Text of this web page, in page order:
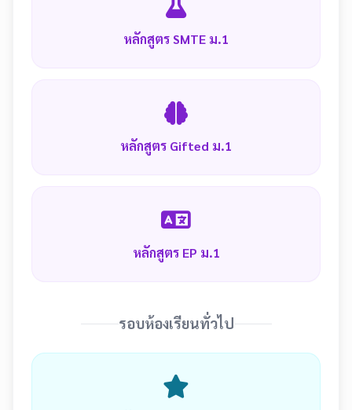
หลักสูตร SMTE ม.1
หลักสูตร Gifted ม.1
หลักสูตร EP ม.1
รอบห้องเรียนทั่วไป